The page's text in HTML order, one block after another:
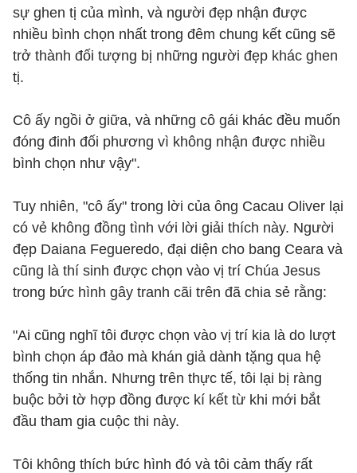
sự ghen tị của mình, và người đẹp nhận được
nhiều bình chọn nhất trong đêm chung kết cũng sẽ
trở thành đối tượng bị những người đẹp khác ghen
tị.
Cô ấy ngồi ở giữa, và những cô gái khác đều muốn
đóng đinh đối phương vì không nhận được nhiều
bình chọn như vậy".
Tuy nhiên, "cô ấy" trong lời của ông Cacau Oliver lại
có vẻ không đồng tình với lời giải thích này. Người
đẹp Daiana Fegueredo, đại diện cho bang Ceara và
cũng là thí sinh được chọn vào vị trí Chúa Jesus
trong bức hình gây tranh cãi trên đã chia sẻ rằng:
"Ai cũng nghĩ tôi được chọn vào vị trí kia là do lượt
bình chọn áp đảo mà khán giả dành tặng qua hệ
thống tin nhắn. Nhưng trên thực tế, tôi lại bị ràng
buộc bởi tờ hợp đồng được kí kết từ khi mới bắt
đầu tham gia cuộc thi này.
Tôi không thích bức hình đó và tôi cảm thấy rất